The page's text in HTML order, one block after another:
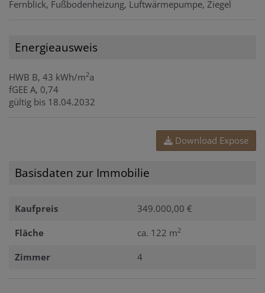
Fernblick Fußbodenheizung Luftwärmepumpe Ziegel
Energieausweis
HWB B, 43 kWh/m2a
fGEE A, 0,74
gültig bis 18.04.2032
Download Expose
Basisdaten zur Immobilie
Kaufpreis 349.000,00 €
Fläche ca. 122 m2
Zimmer 4